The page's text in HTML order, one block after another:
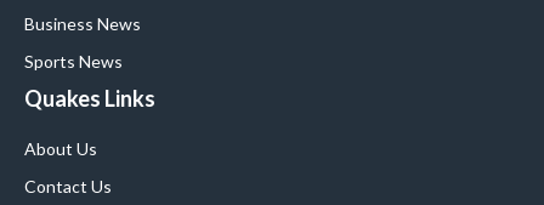
Business News
Sports News
Quakes Links
About Us
Contact Us